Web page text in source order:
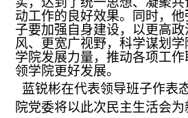
动工作的良好效果。
同时，
子要加强自身建设，以更高
风、更宽广视野，科学谋划
学院发展力量，推动各项工作
领学院更好发展。
蓝锐彬在代表领导班子作表
院党委将以此次民主生活会为